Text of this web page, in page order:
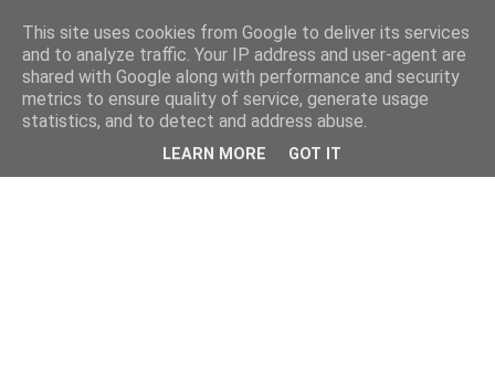
This site uses cookies from Google to deliver its services
and to analyze traffic. Your IP address and user-agent are
shared with Google along with performance and security
metrics to ensure quality of service, generate usage
statistics, and to detect and address abuse.
LEARN MORE GOT IT